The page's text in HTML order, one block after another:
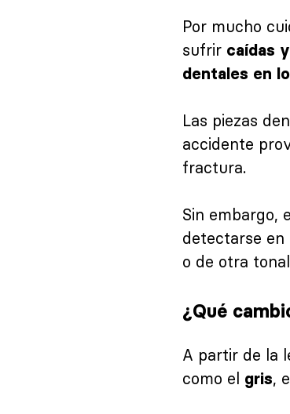
Por mucho
sufrir caídas
dentales en
Las piezas
accidente
fractura.
Sin embargo,
detectarse en
o de otra
¿Qué
A partir de la
como el gris,